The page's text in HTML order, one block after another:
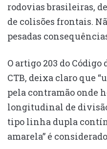
rodovias brasileiras,
de colisões frontais.
pesadas
O artigo 203 do
CTB, deixa claro que
pela contramão onde
longitudinal de
tipo linha dupla
amarela” é